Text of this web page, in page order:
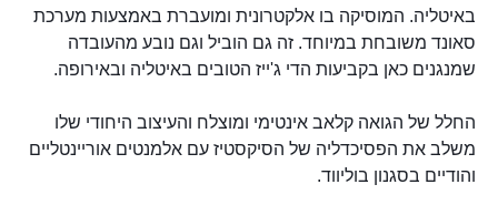
באיטליה. המוסיקה בו אלקטרונית ומועברת באמצעות מערכת
סאונד משובחת במיוחד. זה גם הוביל וגם נובע מהעובדה
שמנגנים כאן בקביעות הדי ג'ייז הטובים באיטליה ובאירופה.
החלל של הגואה קלאב אינטימי ומוצלח והעיצוב היחודי שלו
משלב את הפסיכדליה של הסיקסטיז עם אלמנטים אוריינטליים
והודיים בסגנון בוליווד.